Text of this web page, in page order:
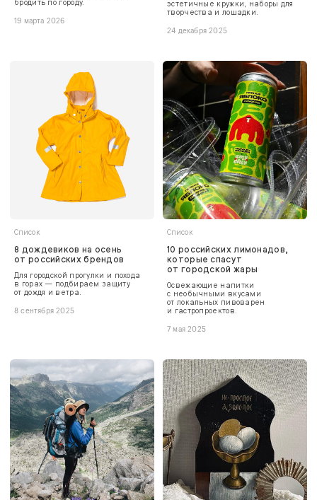
бродить по городу.
19 марта 2026
эстетичные кружки, наборы для
творчества и лошадки.
24 декабря 2025
Список
8 дождевиков на осень
от российских брендов
Для городской прогулки и похода
в горах — подбираем защиту
от дождя и ветра.
8 сентября 2025
Список
10 российских лимонадов,
которые спасут
от городской жары
Освежающие напитки
с необычными вкусами
от локальных пивоварен
и гастропроектов.
7 мая 2025